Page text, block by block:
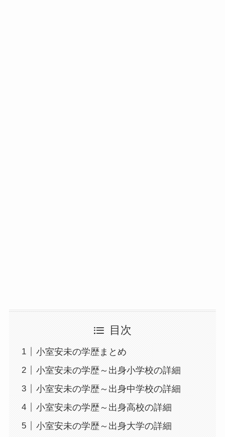
目次
小室安未の学歴まとめ
小室安未の学歴～出身小学校の詳細
小室安未の学歴～出身中学校の詳細
小室安未の学歴～出身高校の詳細
小室安未の学歴～出身大学の詳細